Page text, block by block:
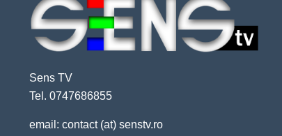
Sens TV
Tel. 0747686855
email: contact (at) senstv.ro